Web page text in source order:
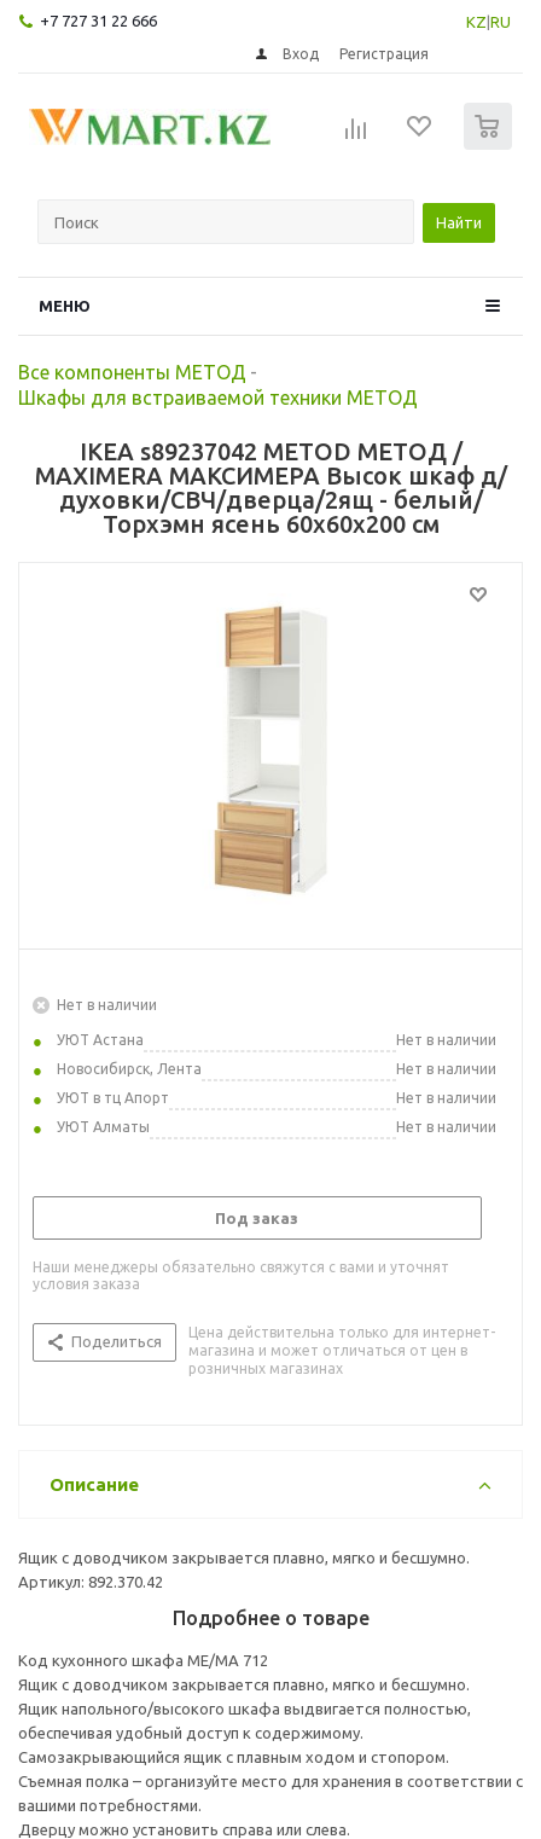
+7 727 31 22 666 KZ RU
Вход Регистрация
Найти
МЕНЮ
Все компоненты МЕТОД -
Шкафы для встраиваемой техники МЕТОД
IKEA s89237042 METOD МЕТОД /
MAXIMERA МАКСИМЕРА Высок шкаф д/
духовки/СВЧ/дверца/2ящ - белый/
Торхэмн ясень 60x60x200 см
Нет в наличии
УЮТ Астана
Нет в наличии
Новосибирск, Лента
Нет в наличии
УЮТ в тц Апорт
Нет в наличии
УЮТ Алматы
Нет в наличии
Под заказ
Наши менеджеры обязательно свяжутся с вами и уточнят
условия заказа
Поделиться
Цена действительна только для интернет-
магазина и может отличаться от цен в
розничных магазинах
Описание
Ящик с доводчиком закрывается плавно, мягко и бесшумно.
Артикул: 892.370.42
Подробнее о товаре
Код кухонного шкафа ME/MA 712
Ящик с доводчиком закрывается плавно, мягко и бесшумно.
Ящик напольного/высокого шкафа выдвигается полностью,
обеспечивая удобный доступ к содержимому.
Cамозакрывающийся ящик с плавным ходом и стопором.
Съемная полка – организуйте место для хранения в соответствии с
вашими потребностями.
Дверцу можно установить справа или слева.